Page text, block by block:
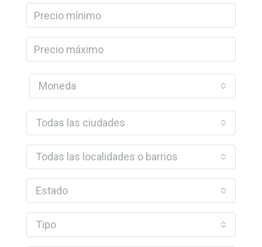
Moneda
Todas las ciudades
Todas las localidades o barrios
Estado
Tipo